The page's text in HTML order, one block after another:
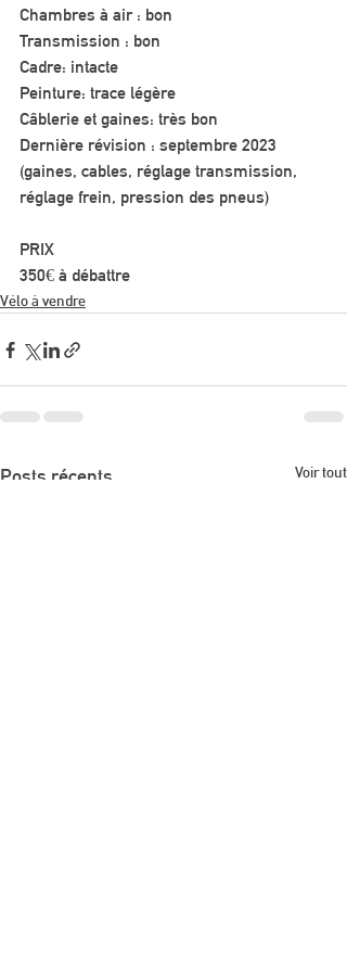
Chambres à air : bon
Transmission : bon
Cadre: intacte
Peinture: trace légère
Câblerie et gaines: très bon
Dernière révision : septembre 2023
(gaines, cables, réglage transmission,
réglage frein, pression des pneus)
PRIX
350€ à débattre
Vélo à vendre
Posts récents Voir tout